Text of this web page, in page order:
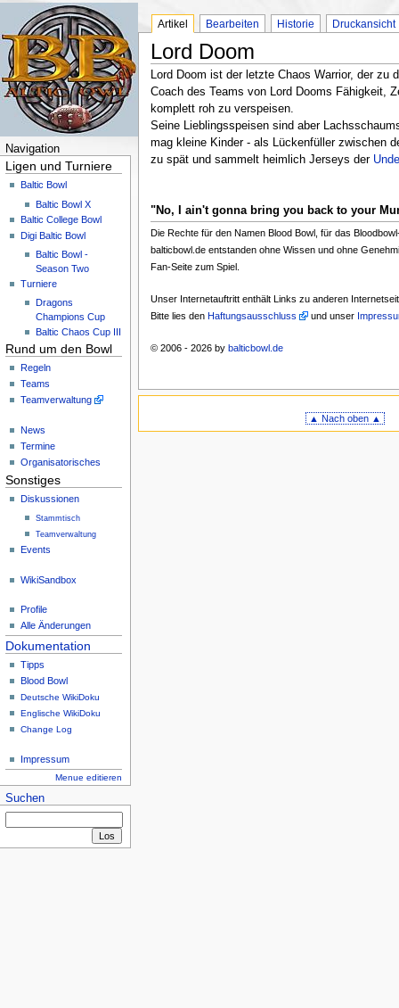
Navigation
Ligen und Turniere
Baltic Bowl
Baltic Bowl X
Baltic College Bowl
Digi Baltic Bowl
Baltic Bowl -
Season Two
Turniere
Dragons
Champions Cup
Baltic Chaos Cup III
Rund um den Bowl
Regeln
Teams
Teamverwaltung
News
Termine
Organisatorisches
Sonstiges
Diskussionen
Stammtisch
Teamverwaltung
Events
WikiSandbox
Profile
Alle Änderungen
Dokumentation
Tipps
Blood Bowl
Deutsche WikiDoku
Englische WikiDoku
Change Log
Impressum
Menue editieren
Suchen
Artikel Bearbeiten Historie Druckansicht
Lord Doom
Lord Doom ist der letzte Chaos Warrior, der zu
Coach des Teams von Lord Dooms Fähigkeit,
komplett roh zu verspeisen.
Seine Lieblingsspeisen sind aber
mag kleine Kinder - als Lückenfüller zwischen
zu spät und sammelt heimlich Jerseys der
"No, I ain't gonna bring you back to your
Die Rechte für den Namen Blood Bowl, für das
balticbowl.de entstanden ohne Wissen und ohne
Fan-Seite zum Spiel.
Unser Internetauftritt enthält Links zu anderen
Bitte lies den Haftungsausschluss und unser
© 2006 - 2026 by balticbowl.de
▲ Nach oben ▲